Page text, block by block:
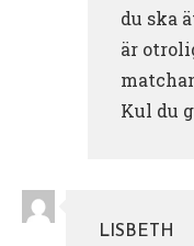
du ska
är
Kul du
LISBETH